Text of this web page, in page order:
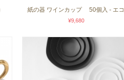
紙の器 ワインカップ 50個入 - エコ
¥9,680